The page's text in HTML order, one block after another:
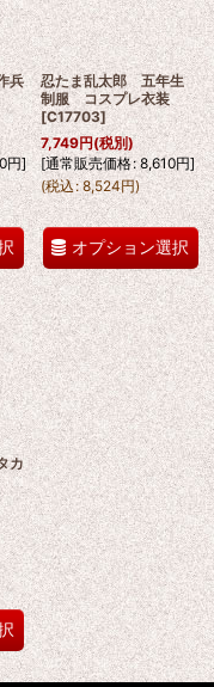
兵
円]
忍たま乱太郎 五年生
制服 コスプレ衣装
[C17703]
7,749円(税別)
[通常販売価格: 8,610円]
(税込 : 8,524円)
オプション選択
カ